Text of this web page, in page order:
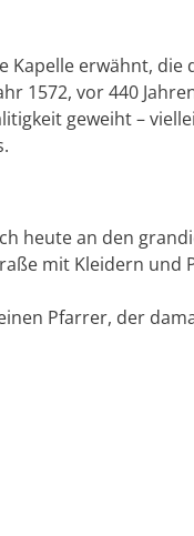
Kapelle erwähnt, die
1572, vor 440
geweiht –
heute an den
mit Kleidern und
Pfarrer, der